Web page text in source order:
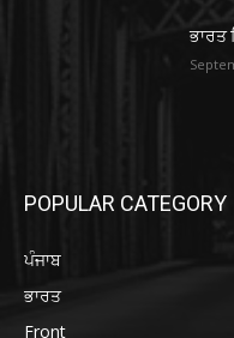
ਭਾਰਤ
POPULAR CATEGORY
ਪੰਜਾਬ
ਭਾਰਤ
Front